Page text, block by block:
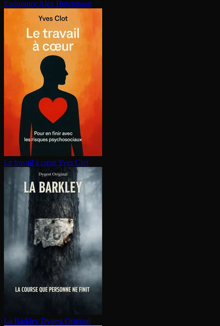
Endurance Alex Hutchinson
Le travail à cœurYves Clot
La Barkley Dygest Original